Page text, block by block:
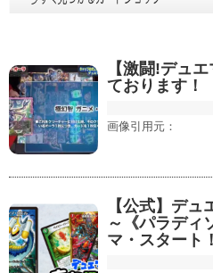
【激闘!デュ
ております！
画像引用元：
【公式】デ
～《パラディ
マ・スタート